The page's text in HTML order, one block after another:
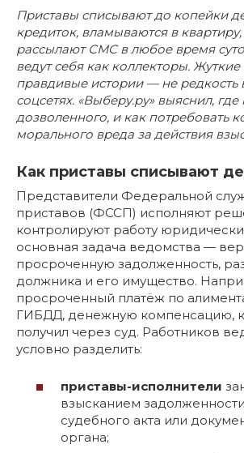
Приставы списывают до копейки
кредиток, вламываются в
рассылают СМС в любое время
ведут себя как коллекторы.
правдивые истории — не
соцсетях. «Выберу.ру» выяснил,
дозволенного, и как потребовать
морального вреда за действия
Как приставы списывают
Представители Федеральной
приставов (ФССП) исполняют
контролируют работу
основная задача ведомства —
просроченную задолженность,
должника и его имущество.
просроченный платёж по
ГИБДД, денежную компенсацию,
получил через суд. Работников
условно разделить:
приставы-исполнители
взысканием
судебного акта или
органа;